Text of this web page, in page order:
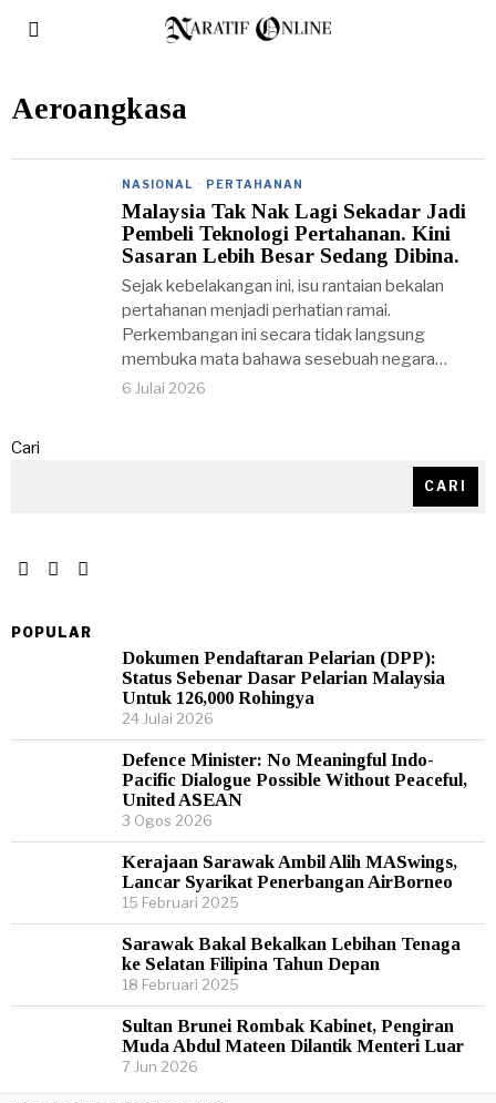
Aeroangkasa
NASIONAL · PERTAHANAN
Malaysia Tak Nak Lagi Sekadar Jadi
Pembeli Teknologi Pertahanan. Kini
Sasaran Lebih Besar Sedang Dibina.
Sejak kebelakangan ini, isu rantaian bekalan
pertahanan menjadi perhatian ramai.
Perkembangan ini secara tidak langsung
membuka mata bahawa sesebuah negara…
6 Julai 2026
Cari
CARI
POPULAR
Dokumen Pendaftaran Pelarian (DPP):
Status Sebenar Dasar Pelarian Malaysia
Untuk 126,000 Rohingya
24 Julai 2026
Defence Minister: No Meaningful Indo-
Pacific Dialogue Possible Without Peaceful,
United ASEAN
3 Ogos 2026
Kerajaan Sarawak Ambil Alih MASwings,
Lancar Syarikat Penerbangan AirBorneo
15 Februari 2025
Sarawak Bakal Bekalkan Lebihan Tenaga
ke Selatan Filipina Tahun Depan
18 Februari 2025
Sultan Brunei Rombak Kabinet, Pengiran
Muda Abdul Mateen Dilantik Menteri Luar
7 Jun 2026